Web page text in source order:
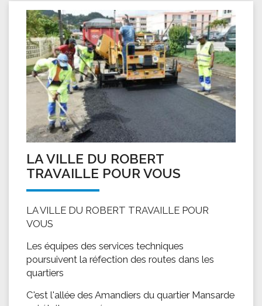
LA VILLE DU ROBERT
TRAVAILLE POUR VOUS
LA VILLE DU ROBERT TRAVAILLE POUR
VOUS
Les équipes des services techniques
poursuivent la réfection des routes dans les
quartiers
C'est l'allée des Amandiers du quartier Mansarde